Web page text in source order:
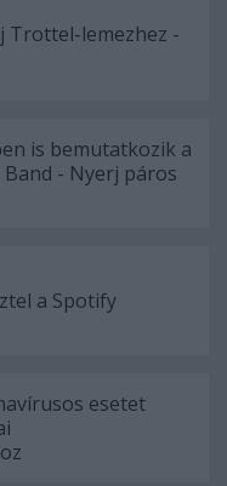
Trottel-lemezhez -
is bemutatkozik a
- Nyerj páros
a Spotify
esetet